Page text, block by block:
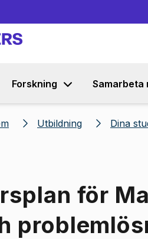
Forskning Samarbeta
Utbildning Dina
för